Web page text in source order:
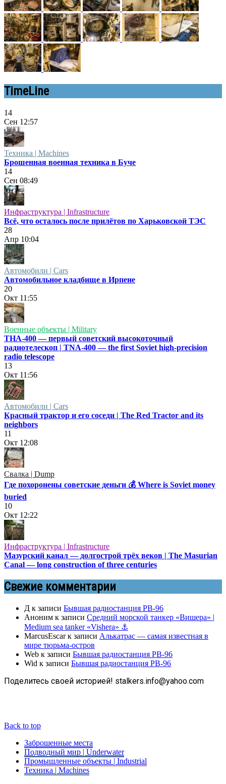
TimeLine
14
Сен 12:57
Техника | Machines
Брошенная военная техника в Буче
14
Сен 08:49
Инфраструктура | Infrastructure
Всё, что осталось после прилётов по Харьковской ТЭС
28
Апр 10:04
Автомобили | Cars
Автомобильное кладбище в Ирпене
20
Окт 11:55
Военные объекты | Military
ТНА-400 — первый советский высокоточный
радиотелескоп | TNA-400 — the first Soviet high-precision
radio telescope
13
Окт 11:56
Автомобили | Cars
Красный трактор и его соседи | The Red Tractor and its
neighbors
11
Окт 12:08
Свалка | Dump
Где похоронены советские деньги 💰 Where is Soviet money
buried
10
Окт 12:22
Инфраструктура | Infrastructure
Мазурский канал — долгострой трёх веков | The Masurian
Canal — long construction of three centuries
Свежие комментарии
Д к записи Бывшая радиостанция РВ-96
Аноним к записи Средний морской танкер «Вишера» |
Medium sea tanker «Vishera» ⚓
MarcusEscarк записи Алькатрас — самая известная в
мире тюрьма-остров
Web к записи Бывшая радиостанция РВ-96
Wid к записи Бывшая радиостанция РВ-96
Поделитесь своей историей! stalkers.info@yahoo.com
Back to top
Заброшенные места
Подводный мир | Underwater
Промышленные объекты | Industrial
Техника | Machines